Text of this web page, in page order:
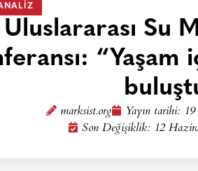
Uluslararası Su
“Yaşam
marksist.org Yayın tarihi:
Son Değişiklik: 12